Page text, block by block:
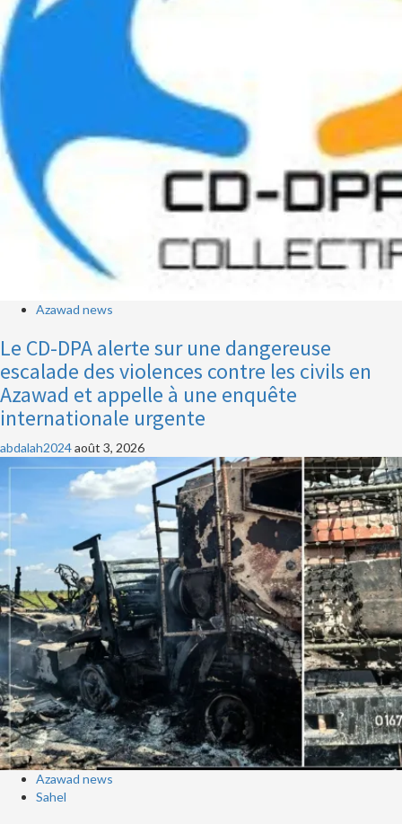
Azawad news
Le CD-DPA alerte sur une dangereuse
escalade des violences contre les civils en
Azawad et appelle à une enquête
internationale urgente
abdalah2024août 3, 2026
Azawad news
Sahel